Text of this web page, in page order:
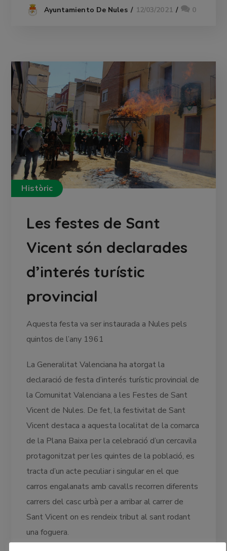
Ayuntamiento De Nules 12/03/2021 0
Històric
Les festes de Sant
Vicent són declarades
d’interés turístic
provincial
Aquesta festa va ser instaurada a Nules pels
quintos de l’any 1961
La Generalitat Valenciana ha atorgat la
declaració de festa d’interés turístic provincial de
la Comunitat Valenciana a les Festes de Sant
Vicent de Nules. De fet, la festivitat de Sant
Vicent destaca a aquesta localitat de la comarca
de la Plana Baixa per la celebració d’un cercavila
protagonitzat per les quintes de la població, es
tracta d’un acte peculiar i singular en el que
carros engalanats amb cavalls recorren diferents
carrers del casc urbà per a arribar al carrer de
Sant Vicent on es rendeix tribut al sant rodant
una foguera.